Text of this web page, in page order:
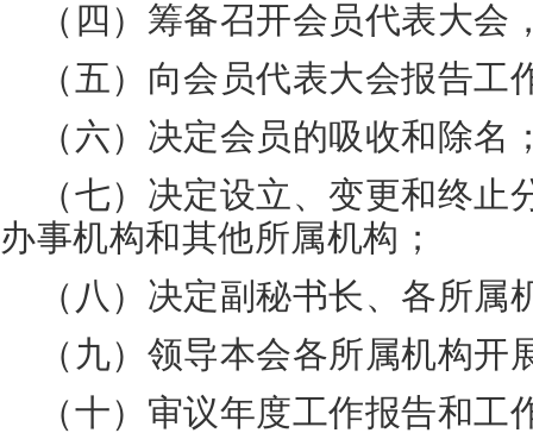
（四）筹备召开会员代表大
（五）向会员代表大会报告工
（六）决定会员的吸收和除名
（七）决定设立、变更和终
办事机构和其他所属机构；
（八）决定副秘书长、各所属
（九）领导本会各所属机构开
（十）审议年度工作报告和工